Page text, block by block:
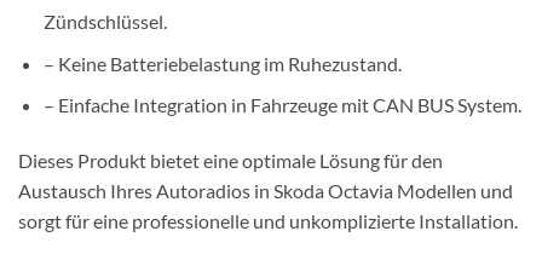
Zündschlüssel.
– Keine Batteriebelastung im Ruhezustand.
– Einfache Integration in Fahrzeuge mit CAN BUS System.
Dieses Produkt bietet eine optimale Lösung für den
Austausch Ihres Autoradios in Skoda Octavia Modellen und
sorgt für eine professionelle und unkomplizierte Installation.